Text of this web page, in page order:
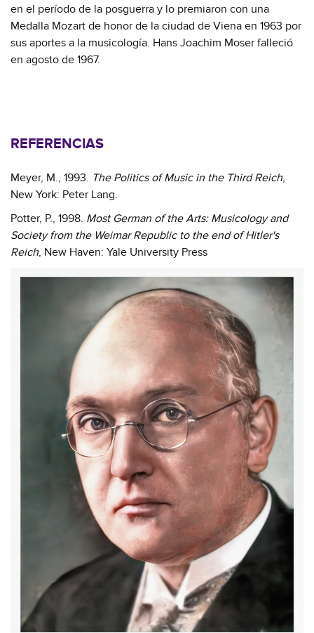
en el período de la posguerra y lo premiaron con una
Medalla Mozart de honor de la ciudad de Viena en 1963 por
sus aportes a la musicología. Hans Joachim Moser falleció
en agosto de 1967.
REFERENCIAS
Meyer, M., 1993. The Politics of Music in the Third Reich,
New York: Peter Lang.
Potter, P., 1998. Most German of the Arts: Musicology and
Society from the Weimar Republic to the end of Hitler's
Reich, New Haven: Yale University Press